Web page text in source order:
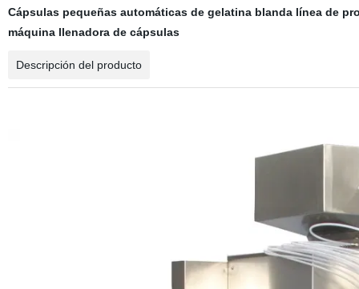
Cápsulas pequeñas automáticas de gelatina blanda línea de
máquina llenadora de cápsulas
Descripción del producto